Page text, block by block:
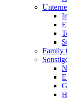
Family